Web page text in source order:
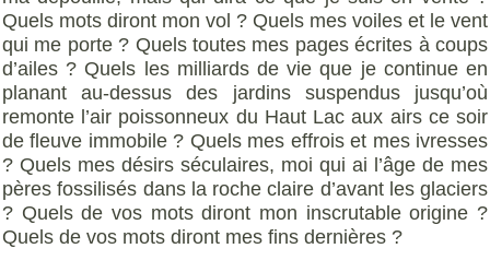
Quels mots diront mon vol ? Quels mes voiles et le vent
qui me porte ? Quels toutes mes pages écrites à coups
d’ailes ? Quels les milliards de vie que je continue en
planant au-dessus des jardins suspendus jusqu’où
remonte l’air poissonneux du Haut Lac aux airs ce soir
de fleuve immobile ? Quels mes effrois et mes ivresses
? Quels mes désirs séculaires, moi qui ai l’âge de mes
pères fossilisés dans la roche claire d’avant les glaciers
? Quels de vos mots diront mon inscrutable origine ?
Quels de vos mots diront mes fins dernières ?